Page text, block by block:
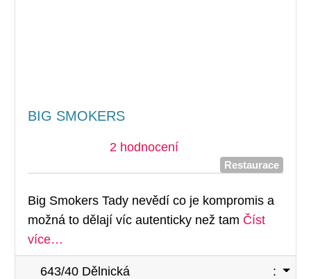
BIG SMOKERS
2 hodnocení
Restaurace
Big Smokers Tady nevědí co je kompromis a
možná to dělají víc autenticky než tam Číst
více…
643/40 Dělnická :